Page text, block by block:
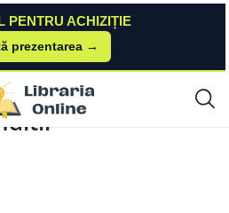
PENTRU ACHIZIȚIE
prezentarea →